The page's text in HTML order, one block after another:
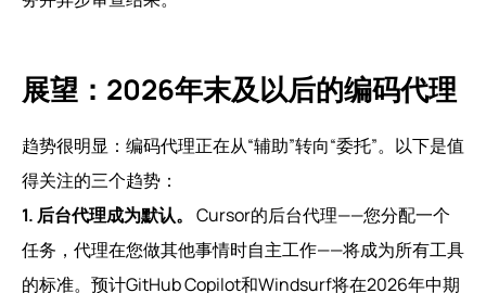
展望：2026年末及以后的编码代理
趋势很明显：编码代理正在从“辅助”转向“委托”。以下是值
得关注的三个趋势：
1. 后台代理成为默认。 Cursor的后台代理——您分配一个
任务，代理在您做其他事情时自主工作——将成为所有工具
的标准。预计GitHub Copilot和Windsurf将在2026年中期